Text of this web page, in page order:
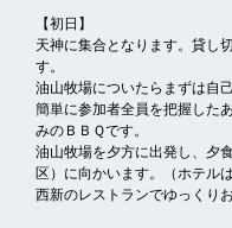
【初日】
天神に集合となります。貸し
す。
油山牧場についたらまずは自
簡単に参加者全員を把握した
みのＢＢＱです。
油山牧場を夕方に出発し、夕
区）に向かいます。（ホテル
西新のレストランでゆっくり